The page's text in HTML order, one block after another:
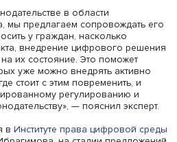
возможные риски и
в этой области.